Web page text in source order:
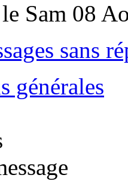
Sam 08
sans
générales